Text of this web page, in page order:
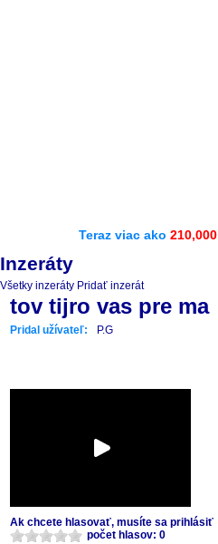
Teraz viac ako 210,000
Inzeráty
Všetky inzeráty Pridať inzerát
tov tijro vas pre ma
Pridal užívateľ: P.G
Ak chcete hlasovať, musíte sa prihlásiť
počet hlasov: 0